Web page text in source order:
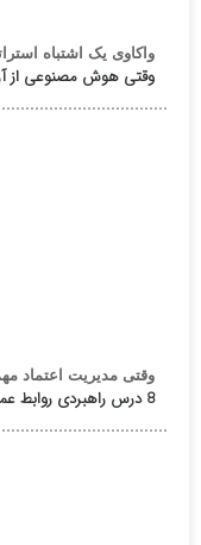
واکاوی یک اشتباه
وقتی هوش مصنوعی از
وقتی مدیریت اعتماد
8 درس راهبردی روابط عمومی از بحران‌های ۲۰۲۵